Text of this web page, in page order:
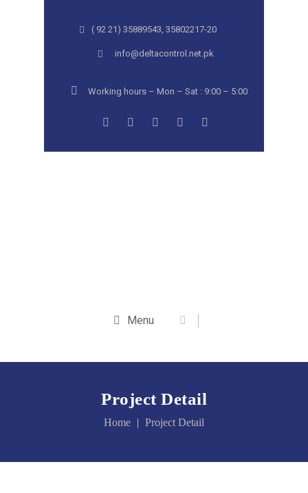
( 92 21) 35889543, 35802217-20
info@deltacontrol.net.pk
Working hours – Mon – Sat : 9:00 – 5:00
Menu
Project Detail
Home Project Detail